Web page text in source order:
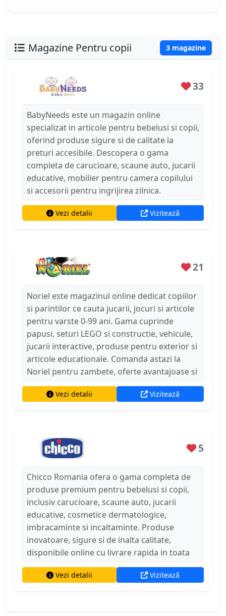
Magazine Pentru copii 3 magazine
33
BabyNeeds este un magazin online
specializat in articole pentru bebelusi si copii,
oferind produse sigure si de calitate la
preturi accesibile. Descopera o gama
completa de carucioare, scaune auto, jucarii
educative, mobilier pentru camera copilului
si accesorii pentru ingrijirea zilnica.
Magazinul BabyNeeds colaboreaza cu
branduri de top din domeniul produselor
crestere a copilului tau.
Vezi detalii Vizitează
21
Noriel este magazinul online dedicat copiilor
si parintilor ce cauta jucarii, jocuri si articole
pentru varste 0-99 ani. Gama cuprinde
papusi, seturi LEGO si constructie, vehicule,
jucarii interactive, produse pentru exterior si
articole educationale. Comanda astazi la
Noriel pentru zambete, oferte avantajoase si
livrare in toata Romania.
Vezi detalii Vizitează
5
Chicco Romania ofera o gama completa de
produse premium pentru bebelusi si copii,
inclusiv carucioare, scaune auto, jucarii
educative, cosmetice dermatologice,
imbracaminte si incaltaminte. Produse
inovatoare, sigure si de inalta calitate,
disponibile online cu livrare rapida in toata
tara.
Vezi detalii Vizitează